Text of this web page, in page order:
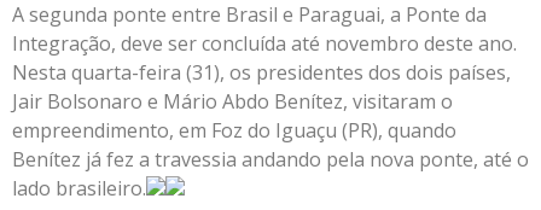
A segunda ponte entre Brasil e Paraguai, a Ponte da
Integração, deve ser concluída até novembro deste ano.
Nesta quarta-feira (31), os presidentes dos dois países,
Jair Bolsonaro e Mário Abdo Benítez, visitaram o
empreendimento, em Foz do Iguaçu (PR), quando
Benítez já fez a travessia andando pela nova ponte, até o
lado brasileiro.